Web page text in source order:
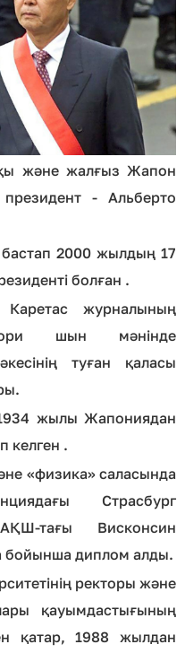
және жалғыз Жапон
- Альберто
2000 жылдың 17
болған .
журналының
шын мәнінде
туған қаласы
жылы Жапониядан
келген .
«физика» саласында
Страсбург
тағы Висконсин
бойынша диплом алды.
ректоры және
қауымдастығының
қатар, 1988 жылдан